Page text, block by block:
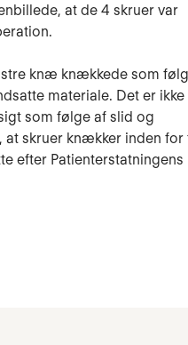
at de 4 skruer var
knæ knækkede som
materiale. Det er ikke
som følge af slid og
skruer knækker inden for
efter Patienterstatningens